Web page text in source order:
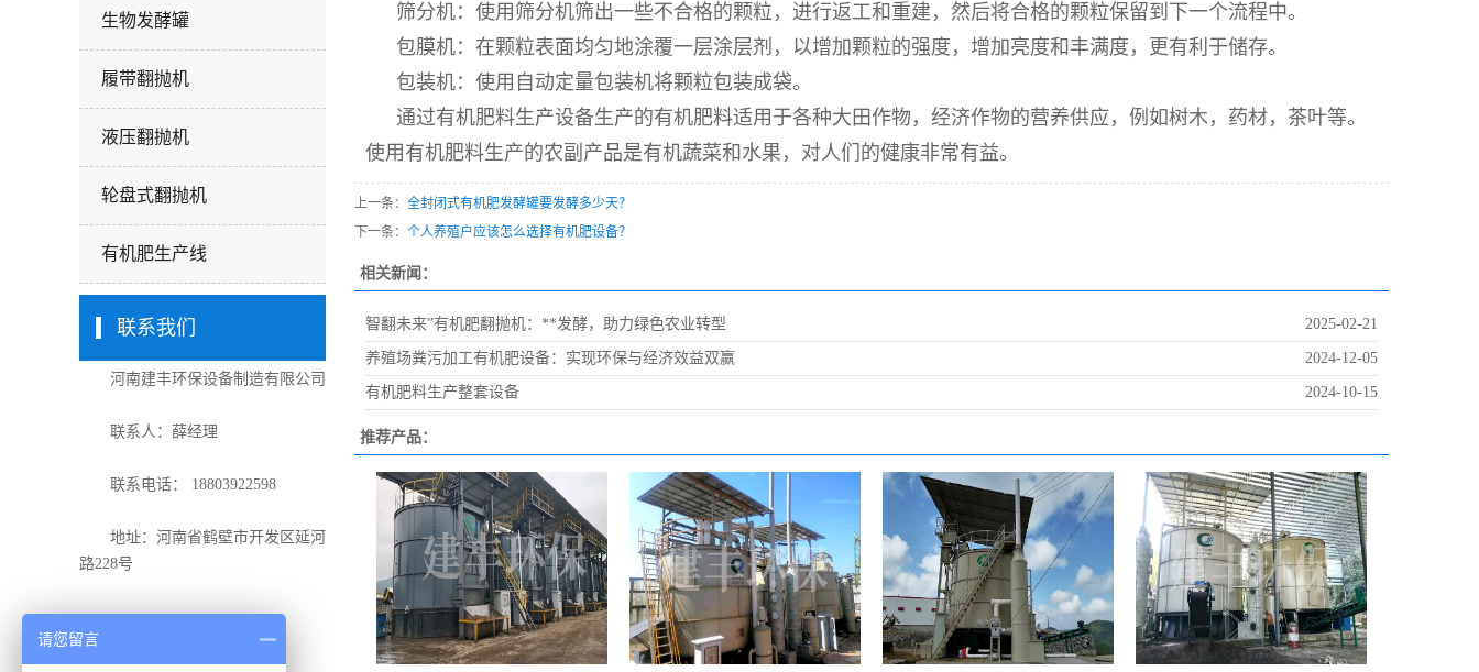
生物发酵罐
履带翻抛机
液压翻抛机
轮盘式翻抛机
有机肥生产线
联系我们
河南建丰环保设备制造有限公司
联系人：薛经理
联系电话： 18803922598
地址：河南省鹤壁市开发区延河
路228号
筛分机：使用筛分机筛出一些不合格的颗粒，进行返工和重建，然后将合格的颗粒保留到下一个流程中。
包膜机：在颗粒表面均匀地涂覆一层涂层剂，以增加颗粒的强度，增加亮度和丰满度，更有利于储存。
包装机：使用自动定量包装机将颗粒包装成袋。
通过有机肥料生产设备生产的有机肥料适用于各种大田作物，经济作物的营养供应，例如树木，药材，茶叶等。
使用有机肥料生产的农副产品是有机蔬菜和水果，对人们的健康非常有益。
上一条： 全封闭式有机肥发酵罐要发酵多少天？
下一条： 个人养殖户应该怎么选择有机肥设备？
相关新闻：
智翻未来”有机肥翻抛机：**发酵，助力绿色农业转型 2025-02-21
养殖场粪污加工有机肥设备：实现环保与经济效益双赢 2024-12-05
有机肥料生产整套设备 2024-10-15
推荐产品：
请您留言